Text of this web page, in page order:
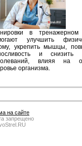
в тренажерном
улучшить
укрепить мышцы,
и снизить
влияя на
организма.
на сайте
запрещено